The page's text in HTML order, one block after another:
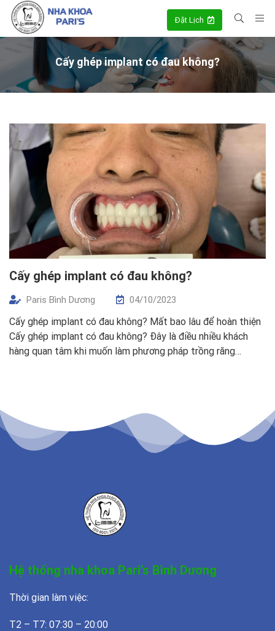
Đặt Lịch
Cấy ghép implant có đau không?
Cấy ghép implant có đau không?
Paris Bình Dương 04/10/2023
Cấy ghép implant có đau không? Mất bao lâu để hoàn thiện
Cấy ghép implant có đau không? Đây là điều nhiều khách
hàng quan tâm khi muốn làm phương pháp trồng răng
Hệ thống nha khoa Pari’s Bình Dương
Thời gian làm việc:
T2 – T7: 07:30 – 20:00